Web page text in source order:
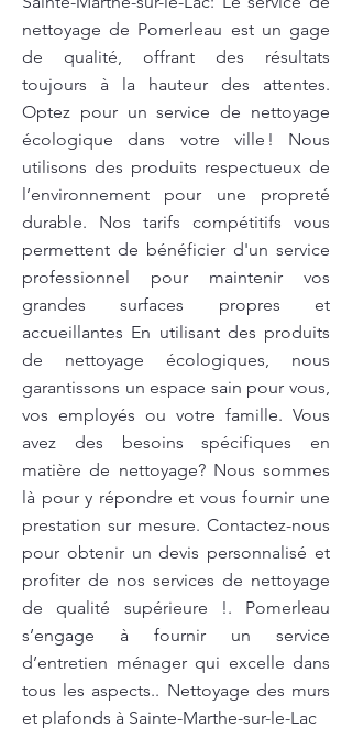
nettoyage de Pomerleau est un gage
de qualité, offrant des résultats
toujours à la hauteur des attentes.
Optez pour un service de nettoyage
écologique dans votre ville ! Nous
utilisons des produits respectueux de
l’environnement pour une propreté
durable. Nos tarifs compétitifs vous
permettent de bénéficier d'un service
professionnel pour maintenir vos
grandes surfaces propres et
accueillantes En utilisant des produits
de nettoyage écologiques, nous
garantissons un espace sain pour vous,
vos employés ou votre famille. Vous
avez des besoins spécifiques en
matière de nettoyage? Nous sommes
là pour y répondre et vous fournir une
prestation sur mesure. Contactez-nous
pour obtenir un devis personnalisé et
profiter de nos services de nettoyage
de qualité supérieure !. Pomerleau
s’engage à fournir un service
d’entretien ménager qui excelle dans
tous les aspects.. Nettoyage des murs
et plafonds à Sainte-Marthe-sur-le-Lac